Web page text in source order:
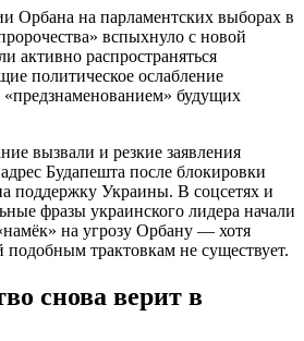
Орбана на парламентских выборах в
вспыхнуло с новой
активно распространяться
политическое ослабление
«предзнаменованием» будущих
вызвали и резкие заявления
Будапешта после блокировки
поддержку Украины. В соцсетях и
фразы украинского лидера начали
на угрозу Орбану — хотя
трактовкам не существует.
снова верит в